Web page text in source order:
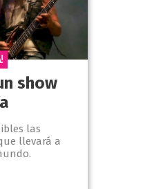
show
las
llevará a